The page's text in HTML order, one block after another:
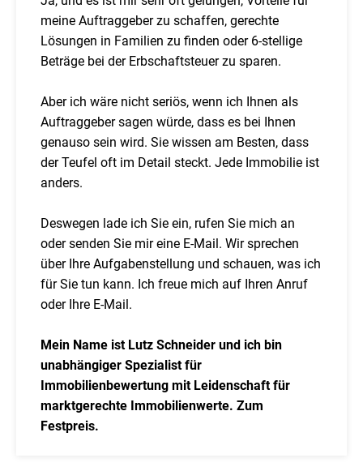
meine Auftraggeber zu schaffen, gerechte
Lösungen in Familien zu finden oder 6-stellige
Beträge bei der Erbschaftsteuer zu sparen.
Aber ich wäre nicht seriös, wenn ich Ihnen als
Auftraggeber sagen würde, dass es bei Ihnen
genauso sein wird. Sie wissen am Besten, dass
der Teufel oft im Detail steckt. Jede Immobilie ist
anders.
Deswegen lade ich Sie ein, rufen Sie mich an
oder senden Sie mir eine E-Mail. Wir sprechen
über Ihre Aufgabenstellung und schauen, was ich
für Sie tun kann. Ich freue mich auf Ihren Anruf
oder Ihre E-Mail.
Mein Name ist Lutz Schneider und ich bin
unabhängiger Spezialist für
Immobilienbewertung mit Leidenschaft für
marktgerechte Immobilienwerte. Zum
Festpreis.